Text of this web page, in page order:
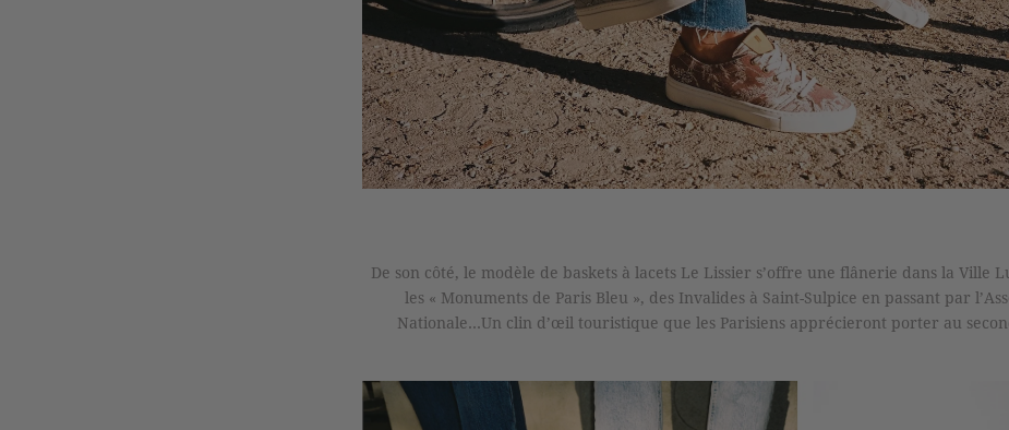
De son côté, le modèle de baskets à lacets Le Lissier s’offre une flânerie dans la Ville
les « Monuments de Paris Bleu », des Invalides à Saint-Sulpice en passant par
Nationale…Un clin d’œil touristique que les Parisiens apprécieront porter au